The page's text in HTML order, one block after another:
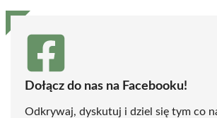
Dołącz do nas na Facebooku!
Odkrywaj, dyskutuj i dziel się tym co